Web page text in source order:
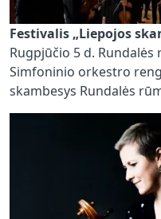
Festivalis „Liepojos
Rugpjūčio 5 d.
Simfoninio orkestro
skambesys Rundalės